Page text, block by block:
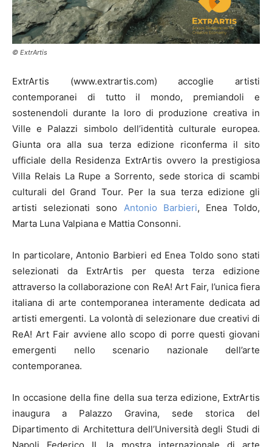
© ExtrArtis
ExtrArtis (www.extrartis.com) accoglie artisti
contemporanei di tutto il mondo, premiandoli e
sostenendoli durante la loro di produzione creativa in
Ville e Palazzi simbolo dell’identità culturale europea.
Giunta ora alla sua terza edizione riconferma il sito
ufficiale della Residenza ExtrArtis ovvero la prestigiosa
Villa Relais La Rupe a Sorrento, sede storica di scambi
culturali del Grand Tour. Per la sua terza edizione gli
artisti selezionati sono Antonio Barbieri, Enea Toldo,
Marta Luna Valpiana e Mattia Consonni.
In particolare, Antonio Barbieri ed Enea Toldo sono stati
selezionati da ExtrArtis per questa terza edizione
attraverso la collaborazione con ReA! Art Fair, l’unica fiera
italiana di arte contemporanea interamente dedicata ad
artisti emergenti. La volontà di selezionare due creativi di
ReA! Art Fair avviene allo scopo di porre questi giovani
emergenti nello scenario nazionale dell’arte
contemporanea.
In occasione della fine della sua terza edizione, ExtrArtis
inaugura a Palazzo Gravina, sede storica del
Dipartimento di Architettura dell’Università degli Studi di